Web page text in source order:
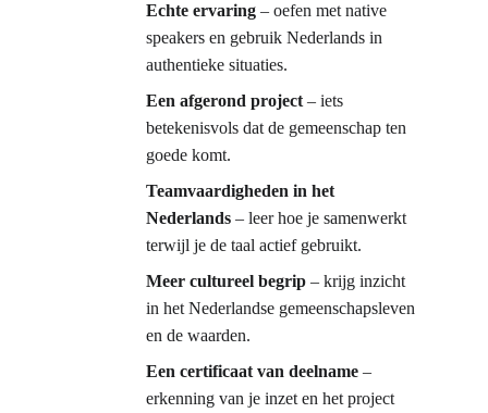
Echte ervaring – oefen met native
speakers en gebruik Nederlands in
authentieke situaties.
Een afgerond project – iets
betekenisvols dat de gemeenschap ten
goede komt.
Teamvaardigheden in het
Nederlands – leer hoe je samenwerkt
terwijl je de taal actief gebruikt.
Meer cultureel begrip – krijg inzicht
in het Nederlandse gemeenschapsleven
en de waarden.
Een certificaat van deelname –
erkenning van je inzet en het project